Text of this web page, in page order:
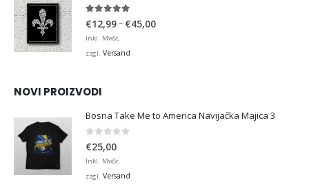
€12,99– €45,00Preisspanne:
Inkl. MwSt.
zzgl. Versand
NOVI PROIZVODI
Bosna Take Me to America Navijačka Majica 3
0 von 5
€25,00
Inkl. MwSt.
zzgl. Versand